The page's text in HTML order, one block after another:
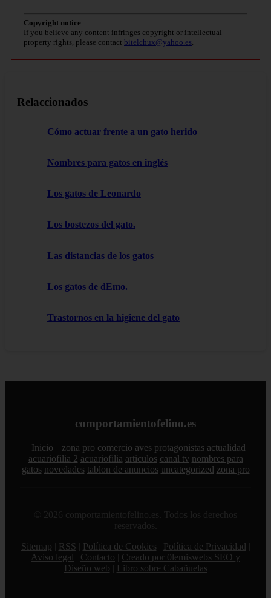
Copyright notice
If you believe any content infringes copyright or intellectual
property rights, please contact bitelchux@yahoo.es.
Relaccionados
Cómo actuar frente a un gato herido
Nombres para gatos en inglés
Los gatos de Leonardo
Los bostezos del gato.
Las distancias de los gatos
Los gatos de dEmo.
Trastornos en la higiene del gato
comportamientofelino.es
Inicio zona pro comercio aves protagonistas actualidad
acuariofilia 2 acuariofilia articulos canal tv nombres para
gatos novedades tablon de anuncios uncategorized zona pro
© 2026 comportamientofelino.es. Todos los derechos
reservados.
Sitemap
RSS Política de Cookies Política de Privacidad
Aviso legal
Contacto
Creado por 0lemiswebs SEO y
Diseño web
Libro sobre Cabañuelas